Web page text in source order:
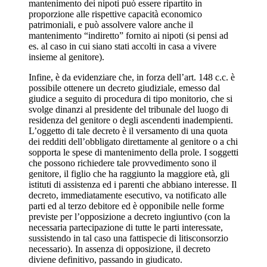
mantenimento dei nipoti può essere ripartito in
proporzione alle rispettive capacità economico
patrimoniali, e può assolvere valore anche il
mantenimento “indiretto” fornito ai nipoti (si pensi ad
es. al caso in cui siano stati accolti in casa a vivere
insieme al genitore).
Infine, è da evidenziare che, in forza dell’art. 148 c.c. è
possibile ottenere un decreto giudiziale, emesso dal
giudice a seguito di procedura di tipo monitorio, che si
svolge dinanzi al presidente del tribunale del luogo di
residenza del genitore o degli ascendenti inadempienti.
L’oggetto di tale decreto è il versamento di una quota
dei redditi dell’obbligato direttamente al genitore o a chi
sopporta le spese di mantenimento della prole. I soggetti
che possono richiedere tale provvedimento sono il
genitore, il figlio che ha raggiunto la maggiore età, gli
istituti di assistenza ed i parenti che abbiano interesse. Il
decreto, immediatamente esecutivo, va notificato alle
parti ed al terzo debitore ed è opponibile nelle forme
previste per l’opposizione a decreto ingiuntivo (con la
necessaria partecipazione di tutte le parti interessate,
sussistendo in tal caso una fattispecie di litisconsorzio
necessario). In assenza di opposizione, il decreto
diviene definitivo, passando in giudicato.